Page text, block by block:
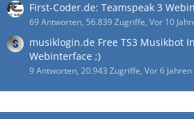
First-Coder.de: Teamspeak 3
69 Antworten, 56.839 Zugriffe, Vor 10
musiklogin.de Free TS3 Musikbot
Webinterface ;)
9 Antworten, 20.943 Zugriffe, Vor 6 Jahren